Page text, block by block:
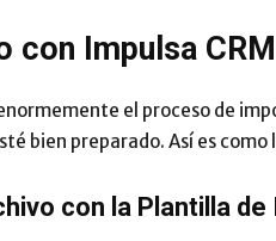
con Impulsa
el proceso de
bien preparado. Así es
con la Plantilla de